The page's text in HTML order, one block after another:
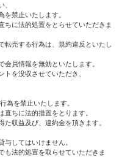
、
禁止いたします。
ちに法的処置をとらせていただきま
転売する行為は、規約違反といたし
員情報を無効といたします。
を没収させていただき、
為を禁止いたします。
直ちに法的措置をとります。
た収益及び、違約金を頂きます。
してはいけません。
も法的処置を取らせていただきま